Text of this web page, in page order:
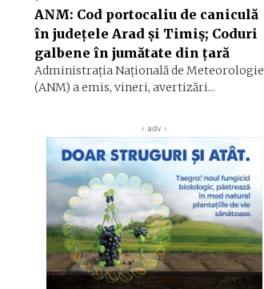
ANM: Cod portocaliu de caniculă
în judeţele Arad şi Timiş; Coduri
galbene în jumătate din ţară
Administraţia Naţională de Meteorologie
(ANM) a emis, vineri, avertizări...
‹ adv ›